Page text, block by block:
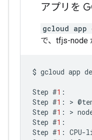
アプリを
gcloud app
で、tfjs-node
$ gcloud app
Step #1 :
Step #1 : > @
Step #1 : >
Step #1 :
Step #1 : CPU-